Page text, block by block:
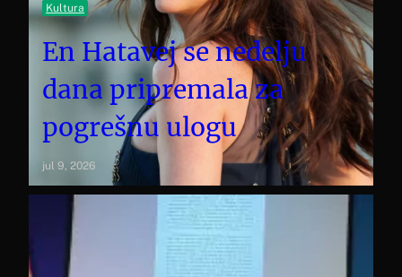
Kultura
En Hatavej se nedelju
dana pripremala za
pogrešnu ulogu
jul 9, 2026